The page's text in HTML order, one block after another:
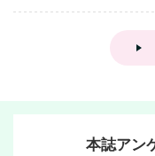
本誌アン